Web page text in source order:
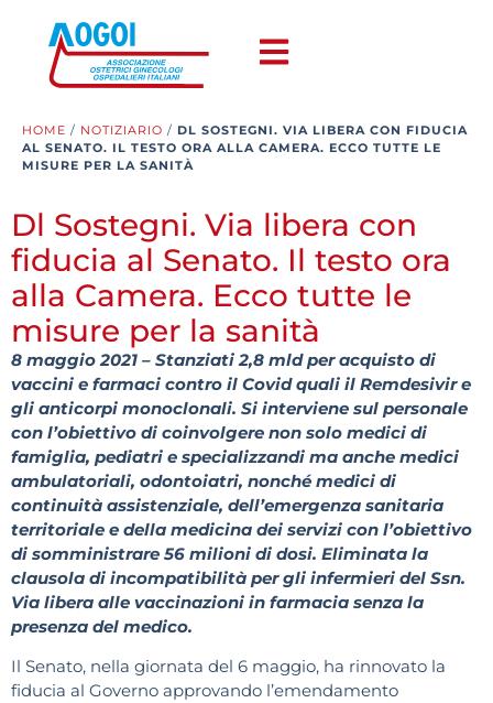
HOME / NOTIZIARIO / DL SOSTEGNI. VIA LIBERA CON FIDUCIA
AL SENATO. IL TESTO ORA ALLA CAMERA. ECCO TUTTE LE
MISURE PER LA SANITÀ
Dl Sostegni. Via libera con
fiducia al Senato. Il testo ora
alla Camera. Ecco tutte le
misure per la sanità
8 maggio 2021 – Stanziati 2,8 mld per acquisto di
vaccini e farmaci contro il Covid quali il Remdesivir e
gli anticorpi monoclonali. Si interviene sul personale
con l’obiettivo di coinvolgere non solo medici di
famiglia, pediatri e specializzandi ma anche medici
ambulatoriali, odontoiatri, nonché medici di
continuità assistenziale, dell’emergenza sanitaria
territoriale e della medicina dei servizi con l’obiettivo
di somministrare 56 milioni di dosi. Eliminata la
clausola di incompatibilità per gli infermieri del Ssn.
Via libera alle vaccinazioni in farmacia senza la
presenza del medico.
Il Senato, nella giornata del 6 maggio, ha rinnovato la
fiducia al Governo approvando l’emendamento